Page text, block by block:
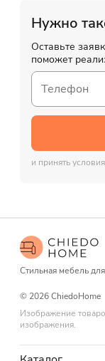
Нужно
Оставьте
поможет
и принять условия
Стильная мебель
© 2026 ChiedoHome
Изображение
изображения.